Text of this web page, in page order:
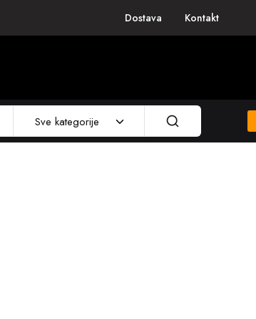
Dostava Kontakt
Sve kategorije